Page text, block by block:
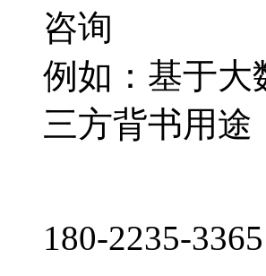
咨询
例如：基于大
三方背书用途
180-2235-3365